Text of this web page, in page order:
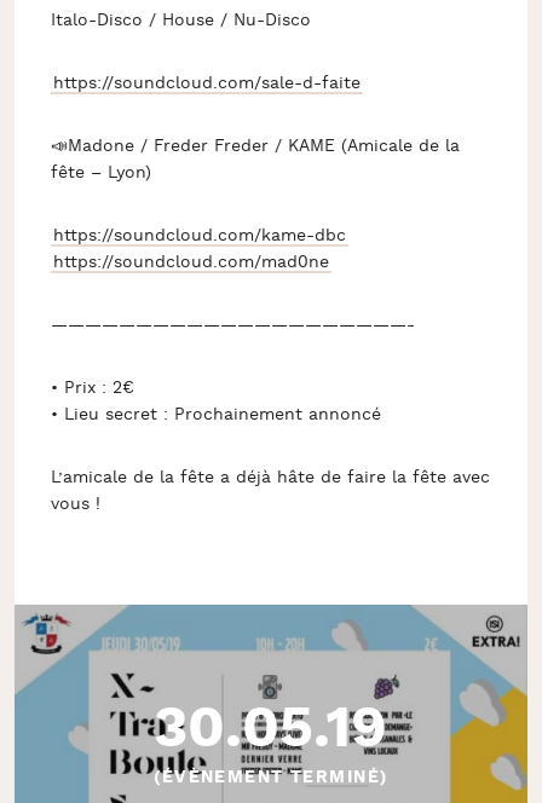
Italo-Disco / House / Nu-Disco
https://soundcloud.com/sale-d-faite
📣Madone / Freder Freder / KAME (Amicale de la
fête – Lyon)
https://soundcloud.com/kame-dbc
https://soundcloud.com/mad0ne
—————————————————————-
• Prix : 2€
• Lieu secret : Prochainement annoncé
L’amicale de la fête a déjà hâte de faire la fête avec
vous !
30.05.19
(ÉVÈNEMENT TERMINÉ)